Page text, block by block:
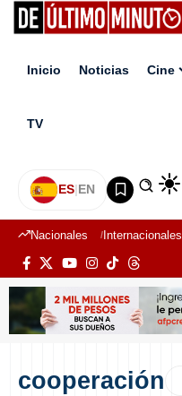
Inicio Noticias Cine
TV
ES|EN
Nacionales Internacionales
cooperación